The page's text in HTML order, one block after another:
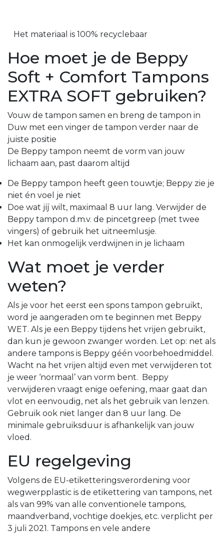
Het materiaal is 100% recyclebaar
Hoe moet je de Beppy
Soft + Comfort Tampons
EXTRA SOFT gebruiken?
Vouw de tampon samen en breng de tampon in
Duw met een vinger de tampon verder naar de
juiste positie
De Beppy tampon neemt de vorm van jouw
lichaam aan, past daarom altijd
De Beppy tampon heeft geen touwtje; Beppy zie je
niet én voel je niet
Doe wat jíj wilt, maximaal 8 uur lang. Verwijder de
Beppy tampon d.m.v. de pincetgreep (met twee
vingers) of gebruik het uitneemlusje.
Het kan onmogelijk verdwijnen in je lichaam
Wat moet je verder
weten?
Als je voor het eerst een spons tampon gebruikt,
word je aangeraden om te beginnen met Beppy
WET. Als je een Beppy tijdens het vrijen gebruikt,
dan kun je gewoon zwanger worden. Let op: net als
andere tampons is Beppy géén voorbehoedmiddel.
Wacht na het vrijen altijd even met verwijderen tot
je weer ‘normaal’ van vorm bent. Beppy
verwijderen vraagt enige oefening, maar gaat dan
vlot en eenvoudig, net als het gebruik van lenzen.
Gebruik ook niet langer dan 8 uur lang. De
minimale gebruiksduur is afhankelijk van jouw
vloed.
EU regelgeving
Volgens de EU-etiketteringsverordening voor
wegwerpplastic is de etikettering van tampons, net
als van 99% van alle conventionele tampons,
maandverband, vochtige doekjes, etc. verplicht per
3 juli 2021. Tampons en vele andere